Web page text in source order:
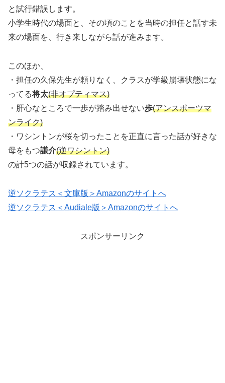
と試行錯誤します。
小学生時代の場面と、その頃のことを当時の担任と話す未
来の場面を、行き来しながら話が進みます。
このほか、
・担任の久保先生が頼りなく、クラスが学級崩壊状態にな
ってる将太(非オプティマス)
・肝心なところで一歩が踏み出せない歩(アンスポーツマ
ンライク)
・ワシントンが桜を切ったことを正直に言った話が好きな
母をもつ謙介(逆ワシントン)
の計5つの話が収録されています。
逆ソクラテス＜文庫版＞Amazonのサイトへ
逆ソクラテス＜Audiale版＞Amazonのサイトへ
スポンサーリンク